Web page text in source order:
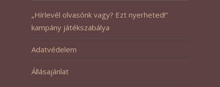
„Hírlevél olvasónk vagy? Ezt nyerheted!”
kampány játékszabálya
Adatvédelem
Állásajánlat